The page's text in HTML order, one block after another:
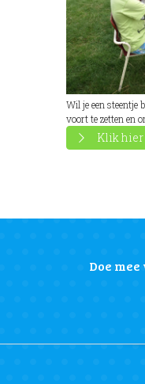
Wil je een steentje
voort te zetten en
Klik hier
Doe